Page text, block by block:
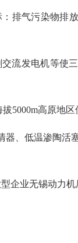
气污染物排放
流发电机等使
5000m高原地区
器、低温渗陶活
企业无锡动力机